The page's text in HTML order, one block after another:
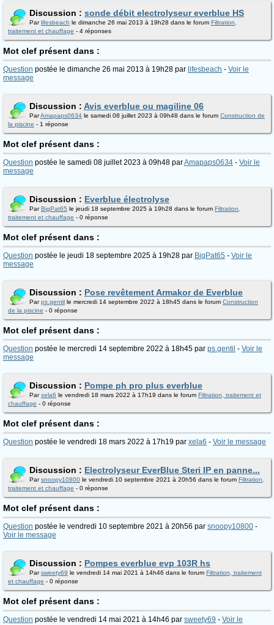
Discussion : sonde débit electrolyseur everblue HS
Parlifesbeach le dimanche 26 mai 2013 à 19h28 dans le forum Filtration,
traitement et chauffage - 4 réponses
Mot clef présent dans :
Question postée le dimanche 26 mai 2013 à 19h28 par lifesbeach - Voir le
message
Discussion : Avis everblue ou magiline 06
ParAmapaps0634 le samedi 08 juillet 2023 à 09h48 dans le forum Construction de
la piscine - 1 réponse
Mot clef présent dans :
Question postée le samedi 08 juillet 2023 à 09h48 parAmapaps0634 - Voir le
message
Discussion : Everblue électrolyse
ParBigPat65 le jeudi 18 septembre 2025 à 19h28 dans le forum Filtration,
traitement et chauffage - 0 réponse
Mot clef présent dans :
Question postée le jeudi 18 septembre 2025 à 19h28 par BigPat65 - Voir le
message
Discussion : Pose revêtement Armakor de Everblue
Parps.gentil le mercredi 14 septembre 2022 à 18h45 dans le forum Construction
de la piscine - 0 réponse
Mot clef présent dans :
Question postée le mercredi 14 septembre 2022 à 18h45 par ps.gentil - Voir le
message
Discussion : Pompe ph pro plus everblue
Parxela6 le vendredi 18 mars 2022 à 17h19 dans le forum Filtration, traitement et
chauffage - 0 réponse
Mot clef présent dans :
Question postée le vendredi 18 mars 2022 à 17h19 par xela6 - Voir le message
Discussion : Electrolyseur EverBlue Steri IP en panne...
Parsnoopy10800 le vendredi 10 septembre 2021 à 20h56 dans le forum Filtration,
traitement et chauffage - 0 réponse
Mot clef présent dans :
Question postée le vendredi 10 septembre 2021 à 20h56 par snoopy10800 -
Voir le message
Discussion : Pompes everblue evp 103R hs
Parsweety69 le vendredi 14 mai 2021 à 14h46 dans le forum Filtration, traitement
et chauffage - 0 réponse
Mot clef présent dans :
Question postée le vendredi 14 mai 2021 à 14h46 par sweety69 - Voir le